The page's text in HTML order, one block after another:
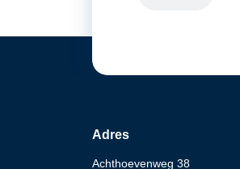
Adres
Achthoevenweg 38